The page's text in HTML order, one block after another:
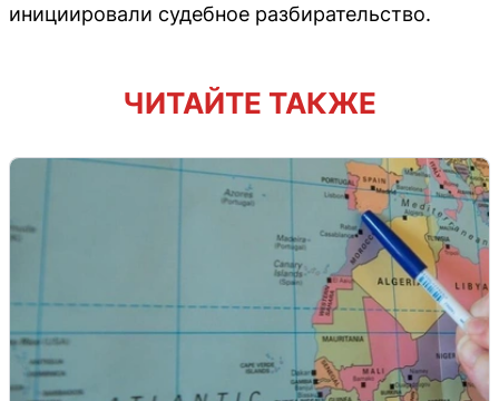
инициировали судебное разбирательство.
ЧИТАЙТЕ ТАКЖЕ